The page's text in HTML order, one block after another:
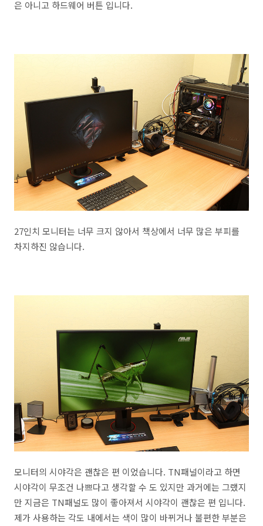
은 아니고 하드웨어 버튼 입니다.
27인치 모니터는 너무 크지 않아서 책상에서 너무 많은 부피를
차지하진 않습니다.
모니터의 시야각은 괜찮은 편 이었습니다. TN패널이라고 하면
시야각이 무조건 나쁘다고 생각할 수 도 있지만 과거에는 그랬지
만 지금은 TN패널도 많이 좋아져서 시야각이 괜찮은 편 입니다.
제가 사용하는 각도 내에서는 색이 많이 바뀌거나 불편한 부분은